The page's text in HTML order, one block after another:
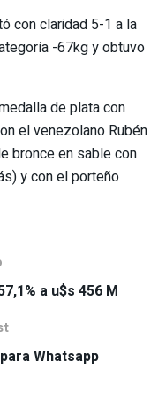
con claridad 5-1 a la
-67kg y obtuvo
de plata con
el venezolano Rubén
bronce en sable con
y con el porteño
a u$s 456 M
Whatsapp